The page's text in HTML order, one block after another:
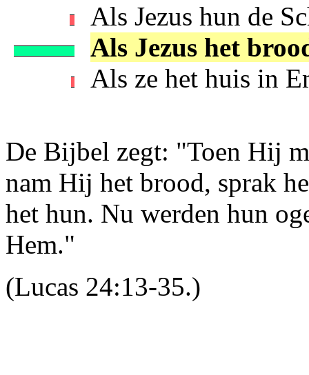
Als Jezus hun de
Als Jezus het
Als ze het huis in
De Bijbel zegt: "Toen Hij
nam Hij het brood, sprak
het hun. Nu werden hun
Hem."
(Lucas 24:13-35.)